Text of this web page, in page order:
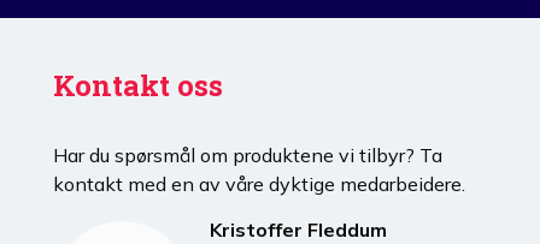
Kontakt oss
Har du spørsmål om produktene vi tilbyr? Ta
kontakt med en av våre dyktige medarbeidere.
Kristoffer Fleddum